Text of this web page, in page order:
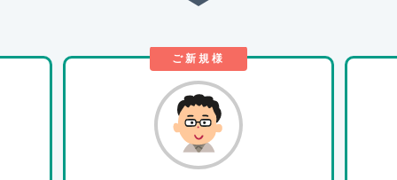
ご新規様